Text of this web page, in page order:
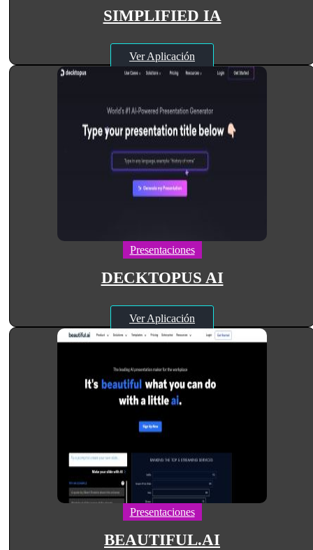
SIMPLIFIED IA
Ver Aplicación
Presentaciones
DECKTOPUS AI
Ver Aplicación
Presentaciones
BEAUTIFUL.AI